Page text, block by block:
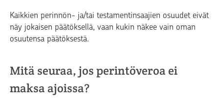
Kaikkien perinnön- ja/tai testamentinsaajien osuudet eivät
näy jokaisen päätöksellä, vaan kukin näkee vain oman
osuutensa päätöksestä.
Mitä seuraa, jos perintöveroa ei
maksa ajoissa?